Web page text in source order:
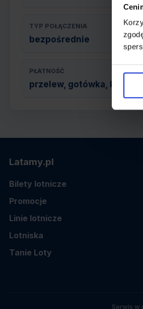
TYP POŁĄCZENIA
bezpośrednie
PŁATNOŚĆ
przelew, gotówka, karta
Latamy.pl
Bilety lotnicze
Promocje
Linie lotnicze
Lotniska
Tanie Loty
Serwis w